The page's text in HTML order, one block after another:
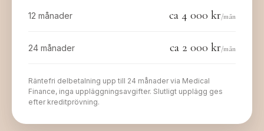
12 månader ca 4 000 kr/mån
24 månader ca 2 000 kr/mån
Räntefri delbetalning upp till 24 månader via Medical
Finance, inga uppläggningsavgifter. Slutligt upplägg ges
efter kreditprövning.